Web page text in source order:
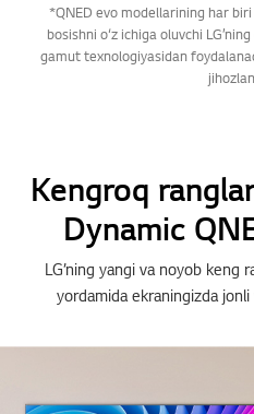
*QNED evo modellarining har
bosishni o‘z ichiga oluvchi
gamut texnologiyasidan
Kengroq
Dynamic
LG’ning yangi va noyob keng
yordamida ekraningizda